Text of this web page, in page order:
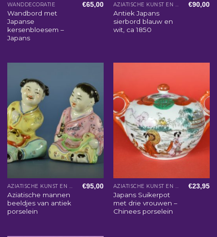
WANDDECORATIE
Wandbord met
Japanse
kersenbloesem –
Japans
€65,00 AZIATISCHE KUNST EN WOONACCESSOIRES
Antiek Japans
sierbord blauw en
wit, ca 1850
€90,00
AZIATISCHE KUNST EN WOONACCESSOIRES
Aziatische mannen
beeldjes van antiek
porselein
€95,00 AZIATISCHE KUNST EN WOONACCESSOIRES
Japans Suikerpot
met drie vrouwen –
Chinees porselein
€23,95